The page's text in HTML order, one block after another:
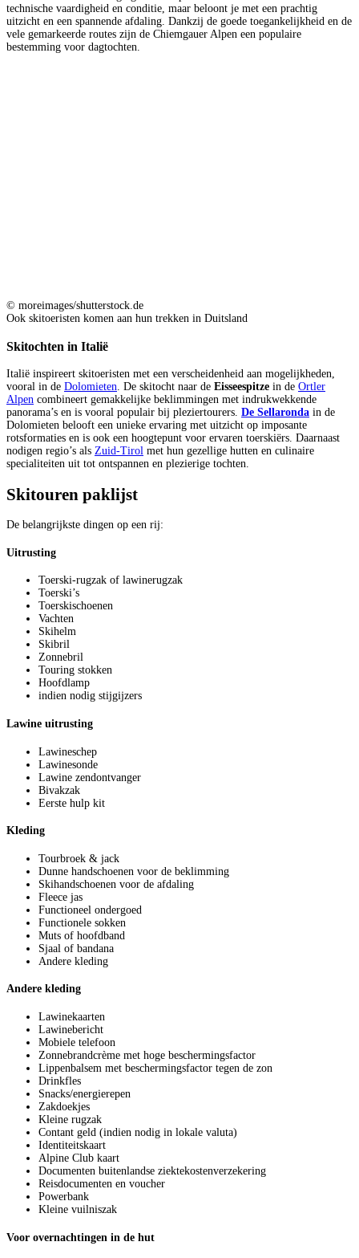
technische vaardigheid en conditie, maar beloont je met een prachtig
uitzicht en een spannende afdaling. Dankzij de goede toegankelijkheid en de
vele gemarkeerde routes zijn de Chiemgauer Alpen een populaire
bestemming voor dagtochten.
© moreimages/shutterstock.de
Ook skitoeristen komen aan hun trekken in Duitsland
Skitochten in Italië
Italië inspireert skitoeristen met een verscheidenheid aan mogelijkheden,
vooral in de Dolomieten. De skitocht naar de Eisseespitze in de Ortler
Alpen combineert gemakkelijke beklimmingen met indrukwekkende
panorama’s en is vooral populair bij pleziertourers. De Sellaronda in de
Dolomieten belooft een unieke ervaring met uitzicht op imposante
rotsformaties en is ook een hoogtepunt voor ervaren toerskiërs. Daarnaast
nodigen regio’s als Zuid-Tirol met hun gezellige hutten en culinaire
specialiteiten uit tot ontspannen en plezierige tochten.
Skitouren paklijst
De belangrijkste dingen op een rij:
Uitrusting
Toerski-rugzak of lawinerugzak
Toerski’s
Toerskischoenen
Vachten
Skihelm
Skibril
Zonnebril
Touring stokken
Hoofdlamp
indien nodig stijgijzers
Lawine uitrusting
Lawineschep
Lawinesonde
Lawine zendontvanger
Bivakzak
Eerste hulp kit
Kleding
Tourbroek & jack
Dunne handschoenen voor de beklimming
Skihandschoenen voor de afdaling
Fleece jas
Functioneel ondergoed
Functionele sokken
Muts of hoofdband
Sjaal of bandana
Andere kleding
Andere kleding
Lawinekaarten
Lawinebericht
Mobiele telefoon
Zonnebrandcrème met hoge beschermingsfactor
Lippenbalsem met beschermingsfactor tegen de zon
Drinkfles
Snacks/energierepen
Zakdoekjes
Kleine rugzak
Contant geld (indien nodig in lokale valuta)
Identiteitskaart
Alpine Club kaart
Documenten buitenlandse ziektekostenverzekering
Reisdocumenten en voucher
Powerbank
Kleine vuilniszak
Voor overnachtingen in de hut